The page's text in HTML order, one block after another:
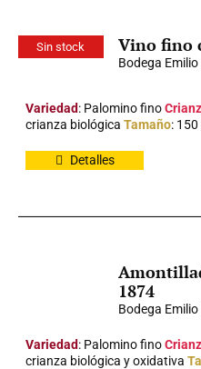
Sin stock Vino fino
Bodega
Variedad: Palomino fino
crianza biológicaTamaño: 150
Detalles
1874
Bodega
Variedad: Palomino fino
crianza biológica y oxidativa